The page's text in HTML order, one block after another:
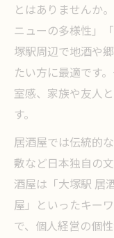
とはありませんか
ニューの多様性」
塚駅周辺で地酒や
たい方に最適です
室感、家族や友人
す。
居酒屋では伝統的
敷など日本独自の
酒屋は「大塚駅 居
屋」といったキー
で、個人経営の個